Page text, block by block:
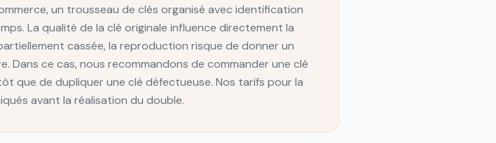
un trousseau de clés organisé avec identification
La qualité de la clé originale influence directement la
cassée, la reproduction risque de donner un
Dans ce cas, nous recommandons de commander une clé
que de dupliquer une clé défectueuse. Nos tarifs pour la
avant la réalisation du double.